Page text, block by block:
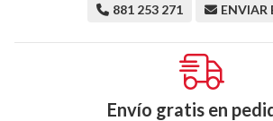
881 253 271 ENVIAR
Envío gratis en